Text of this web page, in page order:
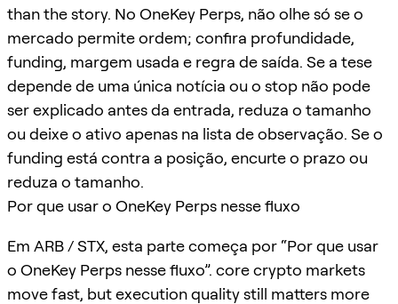
than the story. No OneKey Perps, não olhe só se o
mercado permite ordem; confira profundidade,
funding, margem usada e regra de saída. Se a tese
depende de uma única notícia ou o stop não pode
ser explicado antes da entrada, reduza o tamanho
ou deixe o ativo apenas na lista de observação. Se o
funding está contra a posição, encurte o prazo ou
reduza o tamanho.
Por que usar o OneKey Perps nesse fluxo
Em ARB / STX, esta parte começa por “Por que usar
o OneKey Perps nesse fluxo”. core crypto markets
move fast, but execution quality still matters more